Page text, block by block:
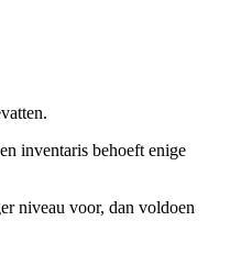
inventaris behoeft enige
niveau voor, dan voldoen